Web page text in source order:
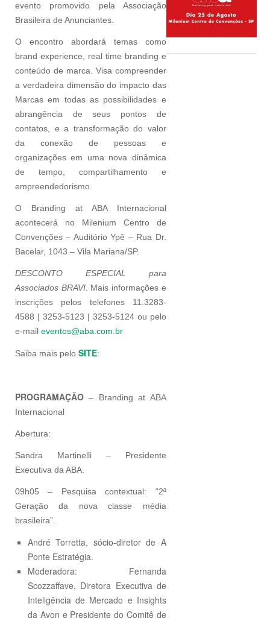
evento promovido pela Associação
Brasileira de Anunciantes.
O encontro abordará temas como
brand experience, real time branding e
conteúdo de marca. Visa compreender
a verdadeira dimensão do impacto das
Marcas em todas as possibilidades e
abrangência de seus pontos de
contatos, e a transformação do valor
da conexão de pessoas e
organizações em uma nova dinâmica
de tempo, compartilhamento e
empreendedorismo.
O Branding at ABA Internacional
acontecerá no Milenium Centro de
Convenções – Auditório Ypê – Rua Dr.
Bacelar, 1043 – Vila Mariana/SP.
DESCONTO ESPECIAL para
Associados BRAVI. Mais informações e
inscrições pelos telefones 11.3283-
4588 | 3253-5123 | 3253-5124 ou pelo
e-mail eventos@aba.com.br
Saiba mais pelo SITE:
PROGRAMAÇÃO – Branding at ABA
Internacional
Abertura:
Sandra Martinelli – Presidente
Executiva da ABA.
09h05 – Pesquisa contextual: “2ª
Geração da nova classe média
brasileira”.
André Torretta, sócio-diretor de A
Ponte Estratégia.
Moderadora: Fernanda
Scozzaffave, Diretora Executiva de
Inteligência de Mercado e Insights
da Avon e Presidente do Comitê de